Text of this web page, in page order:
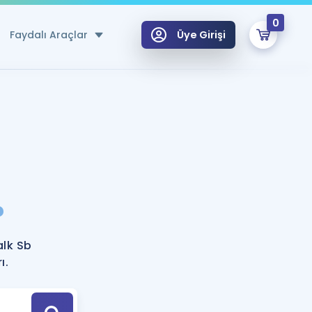
Faydalı Araçlar
Hesaplama Aracı
için Öneriler
Tek Takvimde
Üye Girişi
0
Hoca ile seni sınava hazırlayacak onlarca eğitim seni bekliyor!
Sb